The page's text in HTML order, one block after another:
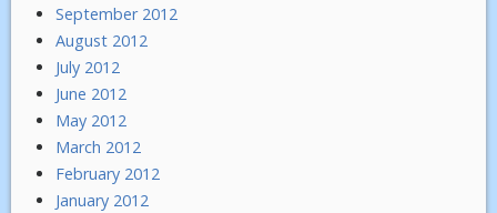
September 2012
August 2012
July 2012
June 2012
May 2012
March 2012
February 2012
January 2012